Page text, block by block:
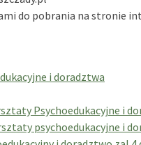
do pobrania na stronie
i doradztwa
Psychoedukacyjne i
psychoedukacyjne i